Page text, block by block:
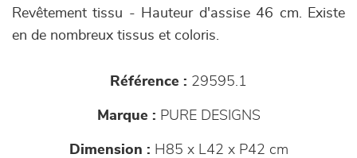
Revêtement tissu - Hauteur d'assise 46 cm. Existe
en de nombreux tissus et coloris.
Référence : 29595.1
Marque : PURE DESIGNS
Dimension : H85 x L42 x P42 cm